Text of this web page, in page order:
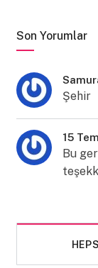
Son Yorumlar
Şehir
15
Bu